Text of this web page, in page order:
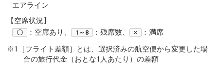
エアライン
【空席状況】
〇 ：空席あり、 1～8 ：残席数、 ×
：満席
※1［フライト差額］とは、選択済みの航空便から変更した場
合の旅行代金（おとな1人あたり）の差額